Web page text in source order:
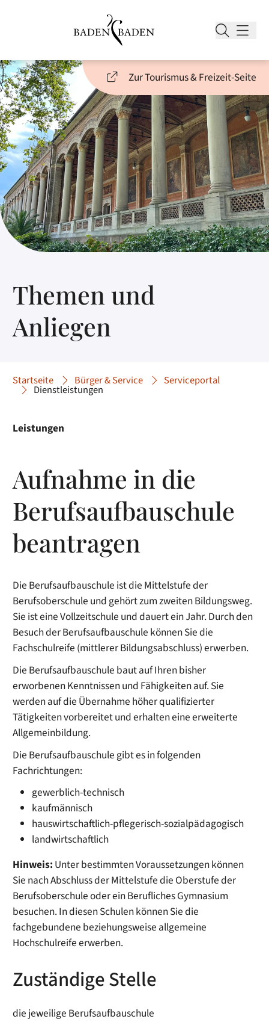
Zur Tourismus & Freizeit-Seite
Themen und
Anliegen
Startseite Bürger & Service Serviceportal
Dienstleistungen
Leistungen
Aufnahme in die
Berufsaufbauschule
beantragen
Die Berufsaufbauschule ist die Mittelstufe der
Berufsoberschule und gehört zum zweiten Bildungsweg.
Sie ist eine Vollzeitschule und dauert ein Jahr. Durch den
Besuch der Berufsaufbauschule können Sie die
Fachschulreife (mittlerer Bildungsabschluss) erwerben.
Die Berufsaufbauschule baut auf Ihren bisher
erworbenen Kenntnissen und Fähigkeiten auf. Sie
werden auf die Übernahme höher qualifizierter
Tätigkeiten vorbereitet und erhalten eine erweiterte
Allgemeinbildung.
Die Berufsaufbauschule gibt es in folgenden
Fachrichtungen:
gewerblich-technisch
kaufmännisch
hauswirtschaftlich-pflegerisch-sozialpädagogisch
landwirtschaftlich
Hinweis: Unter bestimmten Voraussetzungen können
Sie nach Abschluss der Mittelstufe die Oberstufe der
Berufsoberschule oder ein Berufliches Gymnasium
besuchen. In diesen Schulen können Sie die
fachgebundene beziehungsweise allgemeine
Hochschulreife erwerben.
Zuständige Stelle
die jeweilige Berufsaufbauschule